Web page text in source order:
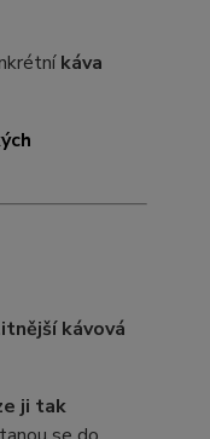
káva
kávová
ji tak